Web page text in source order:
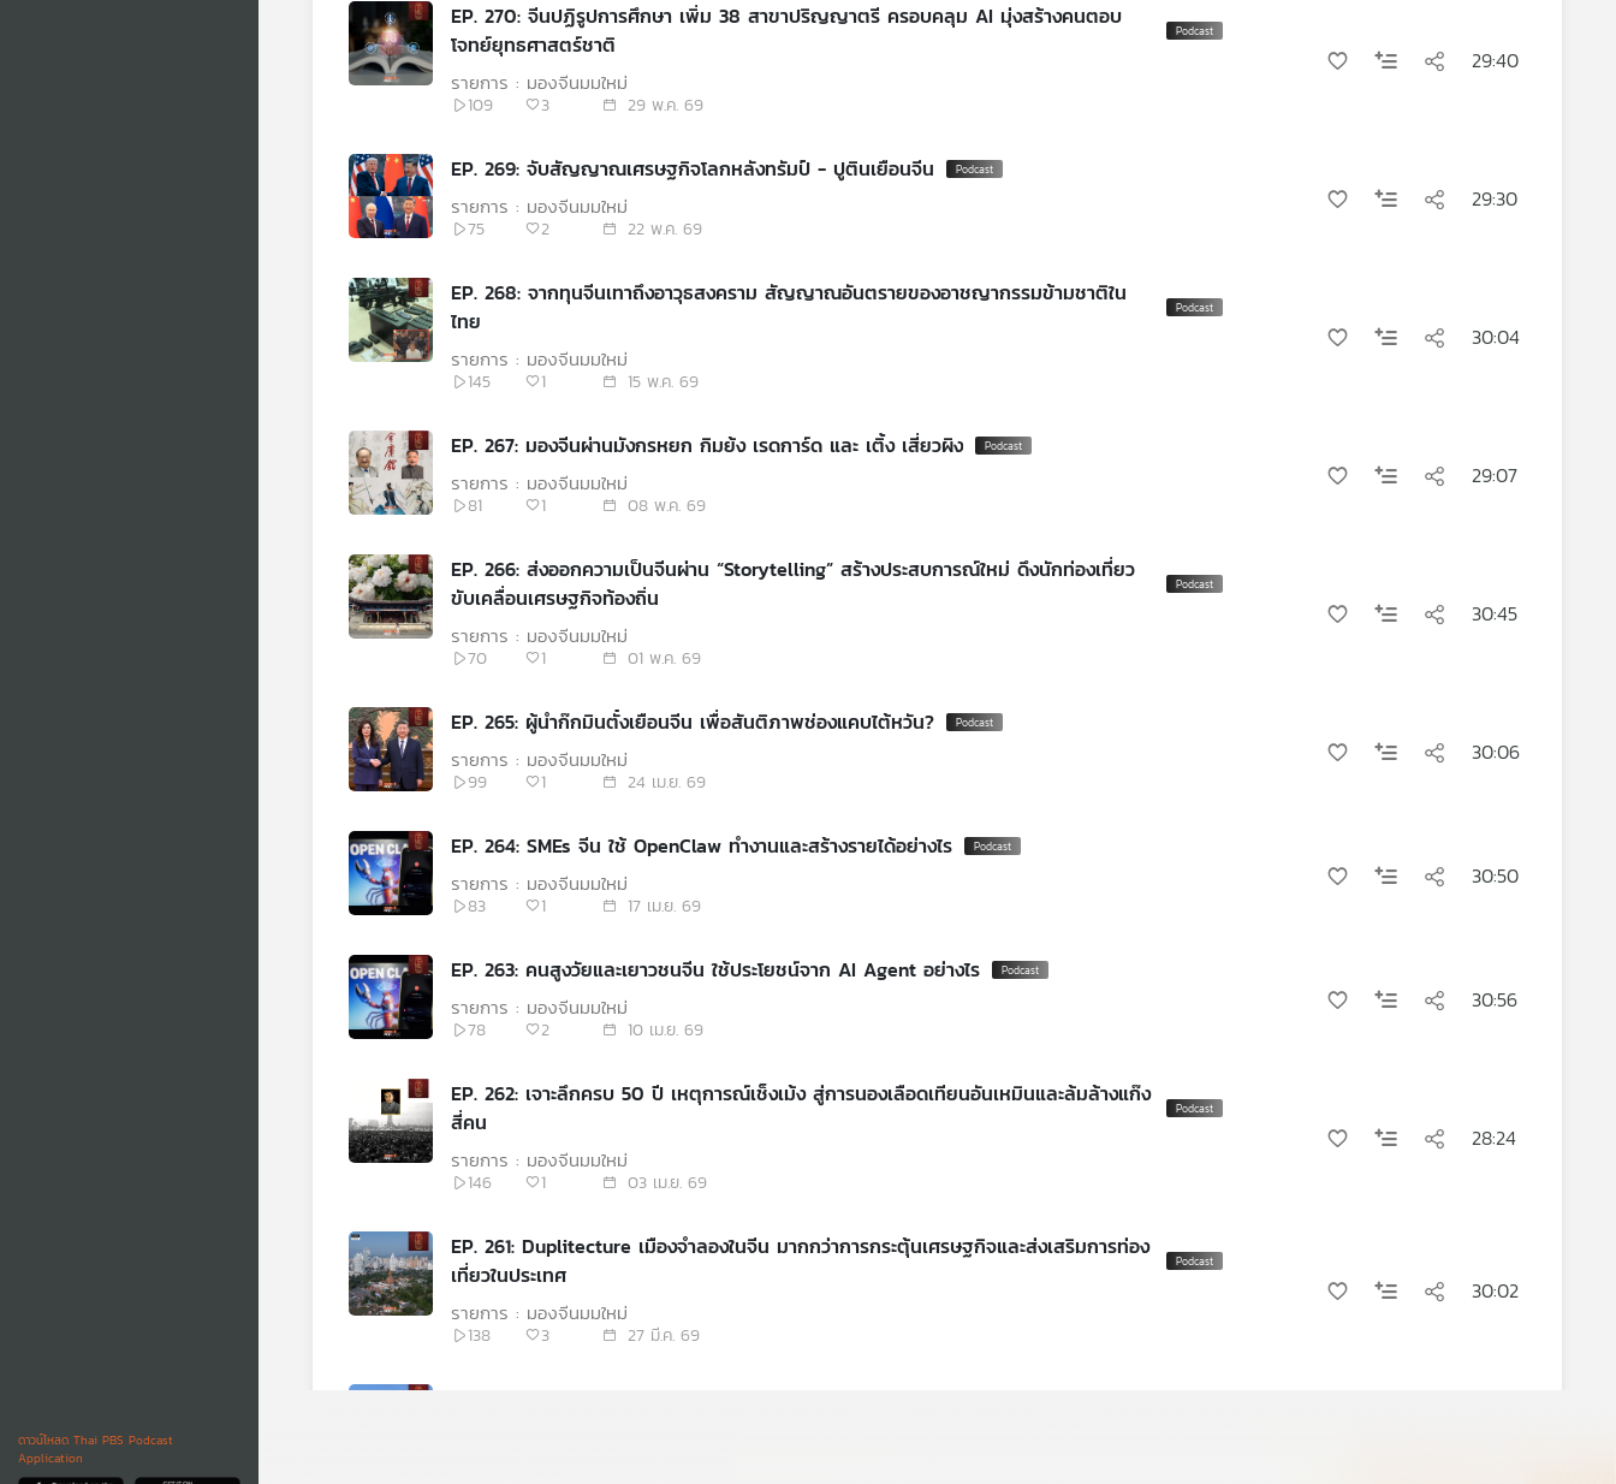
ดาวน์โหลด Thai PBS Podcast
Application
EP. 270: จีนปฏิรูปการศึกษา เพิ่ม 38 สาขาปริญญาตรี ครอบคลุม AI มุ่งสร้างคนตอบ
โจทย์ยุทธศาสตร์ชาติ
109 3 29 พ.ค. 69
รายการ : มองจีนมุมใหม่
29:40
EP. 269: จับสัญญาณเศรษฐกิจโลกหลังทรัมป์ - ปูตินเยือนจีน
75 2 22 พ.ค. 69
รายการ : มองจีนมุมใหม่ 29:30
EP. 268: จากทุนจีนเทาถึงอาวุธสงคราม สัญญาณอันตรายของอาชญากรรมข้ามชาติใน
ไทย
145 1 15 พ.ค. 69
รายการ : มองจีนมุมใหม่
30:04
EP. 267: มองจีนผ่านมังกรหยก กิมย้ง เรดการ์ด และ เติ้ง เสี่ยวผิง
81 1 08 พ.ค. 69
รายการ : มองจีนมุมใหม่ 29:07
EP. 266: ส่งออกความเป็นจีนผ่าน “Storytelling” สร้างประสบการณ์ใหม่ ดึงนักท่องเที่ยว
ขับเคลื่อนเศรษฐกิจท้องถิ่น
70 1 01 พ.ค. 69
รายการ : มองจีนมุมใหม่
30:45
EP. 265: ผู้นำก๊กมินตั๋งเยือนจีน เพื่อสันติภาพช่องแคบไต้หวัน?
99 1 24 เม.ย. 69
รายการ : มองจีนมุมใหม่ 30:06
EP. 264: SMEs จีน ใช้ OpenClaw ทำงานและสร้างรายได้อย่างไร
83 1 17 เม.ย. 69
รายการ : มองจีนมุมใหม่ 30:50
EP. 263: คนสูงวัยและเยาวชนจีน ใช้ประโยชน์จาก AI Agent อย่างไร
78 2 10 เม.ย. 69
รายการ : มองจีนมุมใหม่ 30:56
EP. 262: เจาะลึกครบ 50 ปี เหตุการณ์เช็งเม้ง สู่การนองเลือดเทียนอันเหมินและล้มล้างแก๊ง
สี่คน
146 1 03 เม.ย. 69
รายการ : มองจีนมุมใหม่
28:24
EP. 261: Duplitecture เมืองจำลองในจีน มากกว่าการกระตุ้นเศรษฐกิจและส่งเสริมการท่อง
เที่ยวในประเทศ
138 3 27 มี.ค. 69
รายการ : มองจีนมุมใหม่
30:02